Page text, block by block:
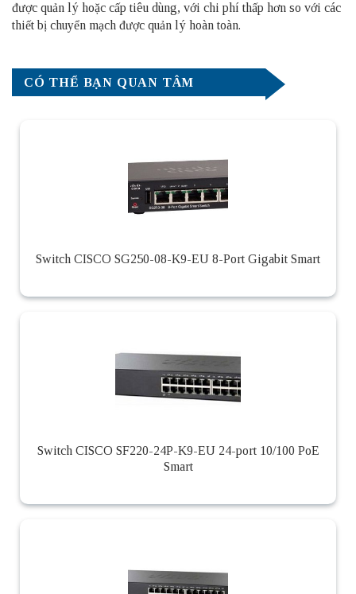
được quản lý hoặc cấp tiêu dùng, với chi phí thấp hơn so với các
thiết bị chuyển mạch được quản lý hoàn toàn.
CÓ THỂ BẠN QUAN TÂM
Switch CISCO SG250-08-K9-EU 8-Port Gigabit Smart
Switch CISCO SF220-24P-K9-EU 24-port 10/100 PoE
Smart